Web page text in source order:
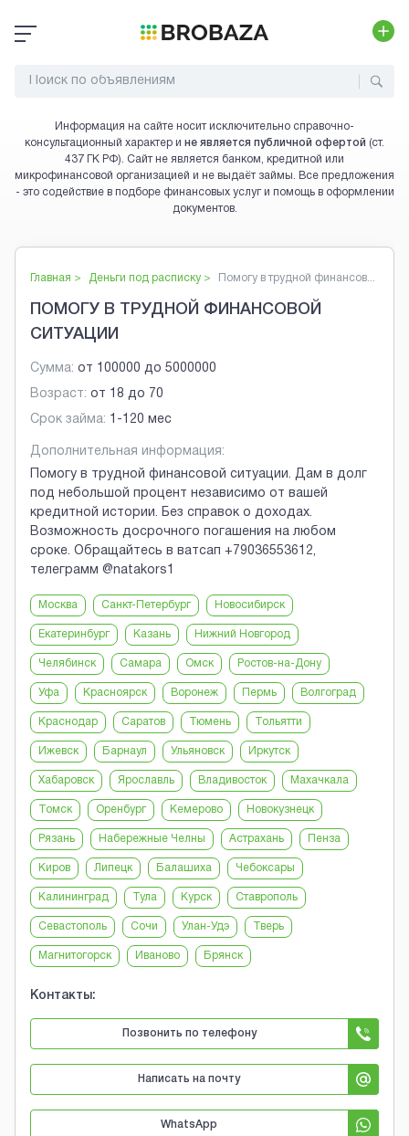
Информация на сайте носит исключительно справочно-
консультационный характер и не является публичной офертой (ст.
437 ГК РФ). Сайт не является банком, кредитной или
микрофинансовой организацией и не выдаёт займы. Все предложения
- это содействие в подборе финансовых услуг и помощь в оформлении
документов.
Главная > Деньги под расписку > Помогу в трудной финансов...
ПОМОГУ В ТРУДНОЙ ФИНАНСОВОЙ
СИТУАЦИИ
Сумма: от 100000 до 5000000
Возраст: от 18 до 70
Срок займа: 1-120 мес
Дополнительная информация:
Помогу в трудной финансовой ситуации. Дам в долг
под небольшой процент независимо от вашей
кредитной истории. Без справок о доходах.
Возможность досрочного погашения на любом
сроке. Обращайтесь в ватсап +79036553612,
телеграмм @natakors1
Москва Санкт-Петербург Новосибирск
Екатеринбург Казань Нижний Новгород
Челябинск Самара Омск Ростов-на-Дону
Уфа Красноярск Воронеж Пермь Волгоград
Краснодар Саратов Тюмень Тольятти
Ижевск Барнаул Ульяновск Иркутск
Хабаровск Ярославль Владивосток Махачкала
Томск Оренбург Кемерово Новокузнецк
Рязань Набережные Челны Астрахань Пенза
Киров Липецк Балашиха Чебоксары
Калининград Тула Курск Ставрополь
Севастополь Сочи Улан-Удэ Тверь
Магнитогорск Иваново Брянск
Контакты:
Позвонить по телефону
Написать на почту
WhatsApp